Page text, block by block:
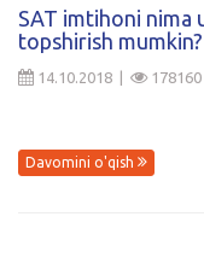
Kirish
SAT imtihoni nima
topshirish mumkin?
14.10.2018 | 178160
Davomini o'qish